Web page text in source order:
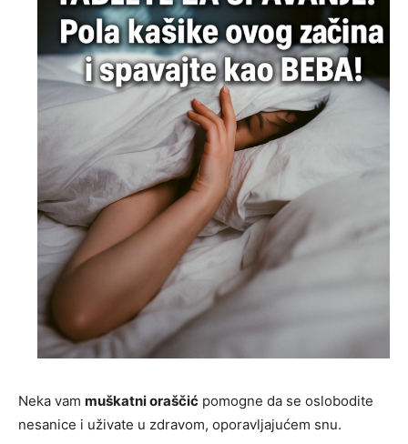
Neka vam muškatni oraščić pomogne da se oslobodite
nesanice i uživate u zdravom, oporavljajućem snu.